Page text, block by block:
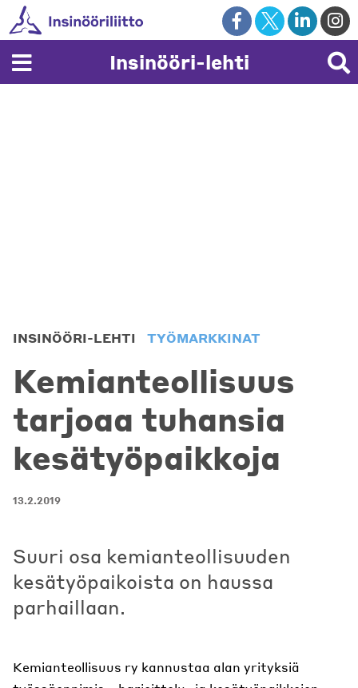
Skip
to
content
Insinööri-lehti
INSINÖÖRI-LEHTI TYÖMARKKINAT
Kemianteollisuus
tarjoaa tuhansia
kesätyöpaikkoja
13.2.2019
Suuri osa kemianteollisuuden
kesätyöpaikoista on haussa
parhaillaan.
Kemianteollisuus ry kannustaa alan yrityksiä